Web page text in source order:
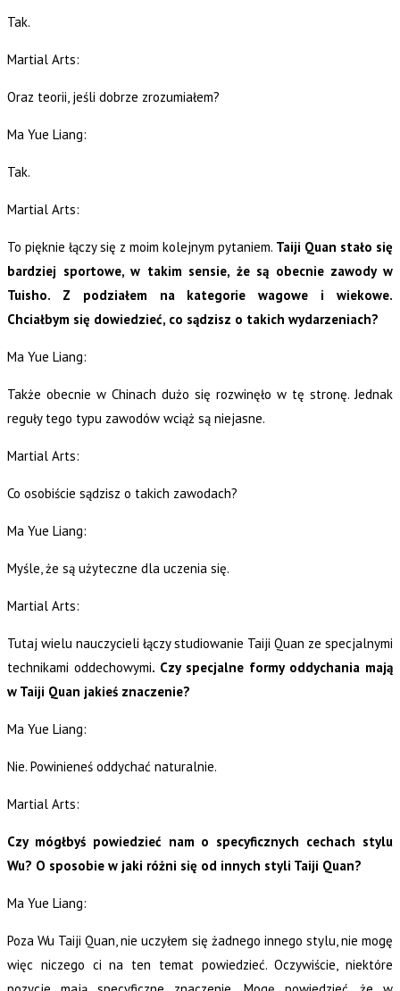
Tak.
Martial Arts:
Oraz teorii, jeśli dobrze zrozumiałem?
Ma Yue Liang:
Tak.
Martial Arts:
To pięknie łączy się z moim kolejnym pytaniem. Taiji Quan stało się
bardziej sportowe, w takim sensie, że są obecnie zawody w
Tuisho. Z podziałem na kategorie wagowe i wiekowe.
Chciałbym się dowiedzieć, co sądzisz o takich wydarzeniach?
Ma Yue Liang:
Także obecnie w Chinach dużo się rozwinęło w tę stronę. Jednak
reguły tego typu zawodów wciąż są niejasne.
Martial Arts:
Co osobiście sądzisz o takich zawodach?
Ma Yue Liang:
Myśle, że są użyteczne dla uczenia się.
Martial Arts:
Tutaj wielu nauczycieli łączy studiowanie Taiji Quan ze specjalnymi
technikami oddechowymi. Czy specjalne formy oddychania mają
w Taiji Quan jakieś znaczenie?
Ma Yue Liang:
Nie. Powinieneś oddychać naturalnie.
Martial Arts:
Czy mógłbyś powiedzieć nam o specyficznych cechach stylu
Wu? O sposobie w jaki różni się od innych styli Taiji Quan?
Ma Yue Liang:
Poza Wu Taiji Quan, nie uczyłem się żadnego innego stylu, nie mogę
więc niczego ci na ten temat powiedzieć. Oczywiście, niektóre